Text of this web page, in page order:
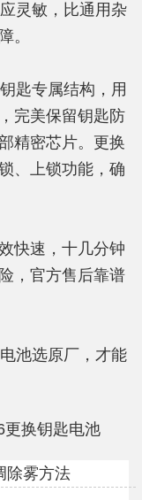
灵敏，比通用杂
。
匙专属结构，用
完美保留钥匙防
精密芯片。更换
、上锁功能，确
快速，十几分钟
，官方售后靠谱
池选原厂，才能
更换钥匙电池
除雾方法